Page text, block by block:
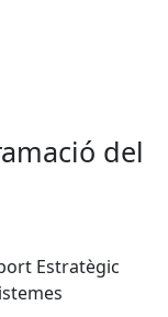
del
Estratègic